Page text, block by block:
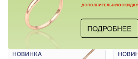
НОВИНКА